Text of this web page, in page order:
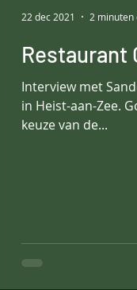
Restaurant
Interview met
in Heist-aan-Zee.
keuze van de...
22 dec 2021 2 minuten